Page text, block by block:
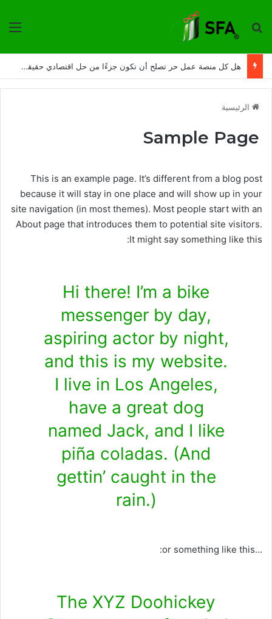
ترتيب حسب
هل كل منصة عمل حر تصلح أن تكون جزءًا من حل اقتصادي حقيقي؟
الرئيسية
Sample Page
This is an example page. It’s different from a blog post
because it will stay in one place and will show up in your
site navigation (in most themes). Most people start with an
About page that introduces them to potential site visitors.
It might say something like this:
Hi there! I’m a bike
messenger by day,
aspiring actor by night,
and this is my website.
I live in Los Angeles,
have a great dog
named Jack, and I like
piña coladas. (And
gettin’ caught in the
rain.)
…or something like this:
The XYZ Doohickey